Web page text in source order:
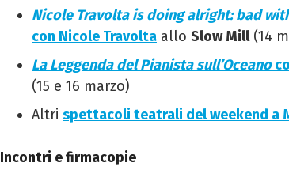
Nicole Travolta is doing alright: bad
con Nicole Travolta allo Slow Mill(14
La Leggenda del Pianista sull’Oceano
(15 e 16 marzo)
Altri spettacoli teatrali del weekend a
Incontri e firmacopie